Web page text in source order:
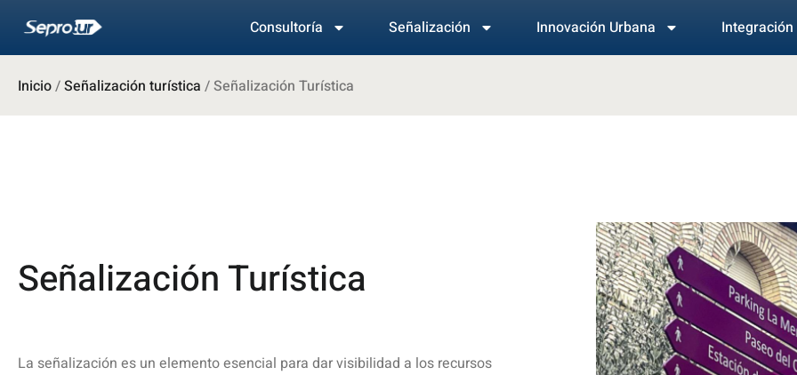
Consultoría Señalización Innovación Urbana
Inicio/Señalización turística / Señalización Turística
Señalización Turística
La señalización es un elemento esencial para dar visibilidad a los recursos